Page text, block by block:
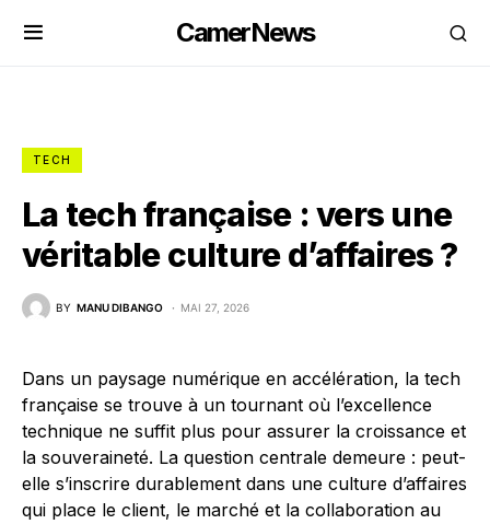
CamerNews
TECH
La tech française : vers une
véritable culture d’affaires ?
BY MANU DIBANGO MAI 27, 2026
Dans un paysage numérique en accélération, la tech
française se trouve à un tournant où l’excellence
technique ne suffit plus pour assurer la croissance et
la souveraineté. La question centrale demeure : peut-
elle s’inscrire durablement dans une culture d’affaires
qui place le client, le marché et la collaboration au